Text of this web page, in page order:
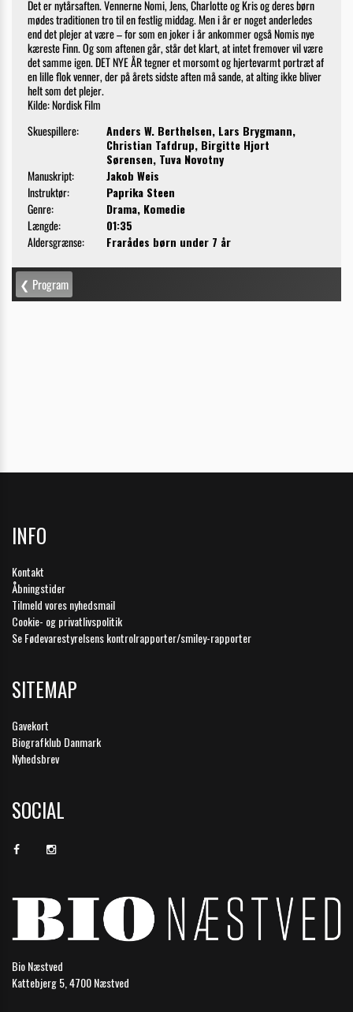
INFO
Kontakt
Åbningstider
Tilmeld vores nyhedsmail
Cookie- og privatlivspolitik
Se Fødevarestyrelsens kontrolrapporter/smiley-rapporter
SITEMAP
Gavekort
Biografklub Danmark
Nyhedsbrev
SOCIAL
Bio Næstved
Kattebjerg 5, 4700 Næstved